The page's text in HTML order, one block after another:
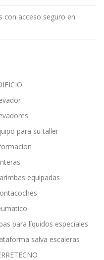
con acceso seguro en
para su taller
equipadas
para líquidos especiales
salva escaleras